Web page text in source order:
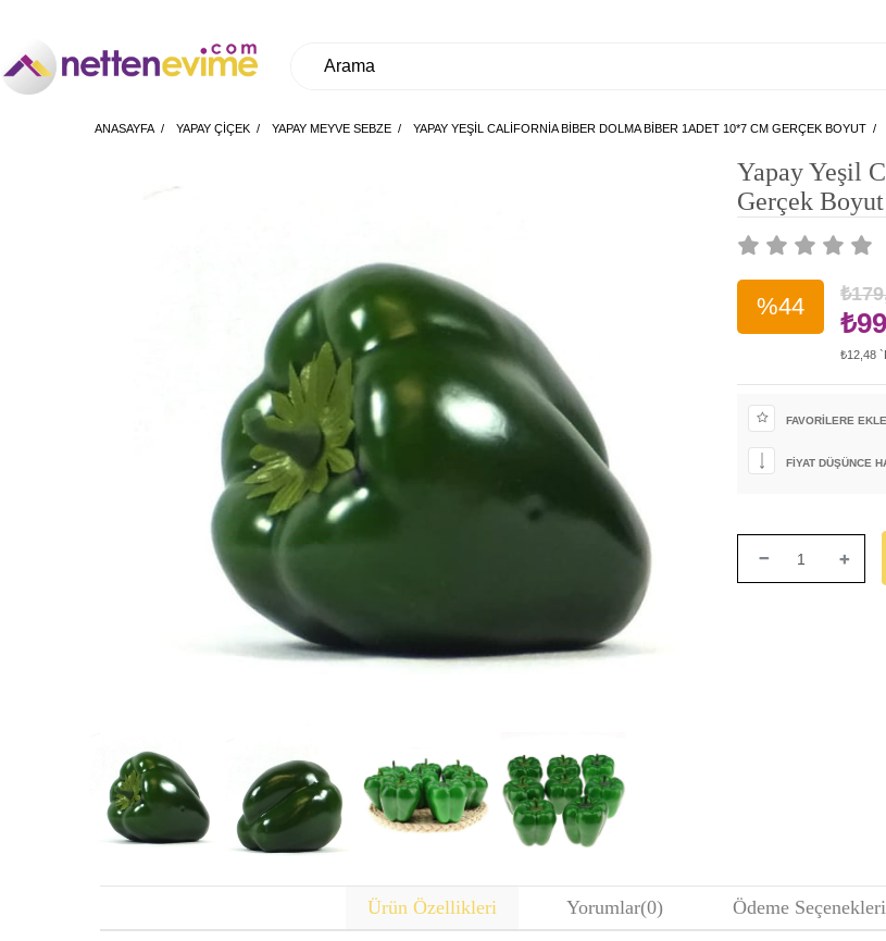
ANASAYFA YAPAY ÇİÇEK YAPAY MEYVE SEBZE YAPAY YEŞIL CALIFORNIA BIBER DOLMA BIBER 1ADET 10*7 CM GERÇEK BOYUT
Yapay Yeşil
Gerçek Boyut
%44
₺12,48
FAVORILERE EKLE
FIYAT DÜŞÜNCE
Ürün Özellikleri Yorumlar(0) Ödeme Seçenekleri